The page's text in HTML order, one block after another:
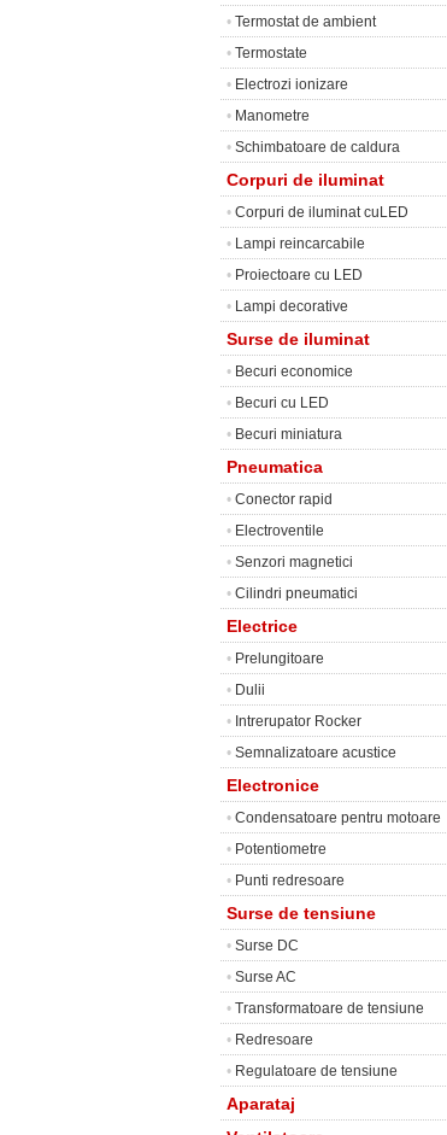
• Termostat de ambient
• Termostate
• Electrozi ionizare
• Manometre
• Schimbatoare de caldura
Corpuri de iluminat
• Corpuri de iluminat cuLED
• Lampi reincarcabile
• Proiectoare cu LED
• Lampi decorative
Surse de iluminat
• Becuri economice
• Becuri cu LED
• Becuri miniatura
Pneumatica
• Conector rapid
• Electroventile
• Senzori magnetici
• Cilindri pneumatici
Electrice
• Prelungitoare
• Dulii
• Intrerupator Rocker
• Semnalizatoare acustice
Electronice
• Condensatoare pentru motoare
• Potentiometre
• Punti redresoare
Surse de tensiune
• Surse DC
• Surse AC
• Transformatoare de tensiune
• Redresoare
• Regulatoare de tensiune
Aparataj